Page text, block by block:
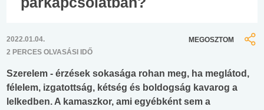
2022.01.04.
2 PERCES OLVASÁSI IDŐ
MEGOSZTOM
Szerelem - érzések sokasága rohan meg, ha meglátod,
félelem, izgatottság, kétség és boldogság kavarog a
lelkedben. A kamaszkor, ami egyébként sem a